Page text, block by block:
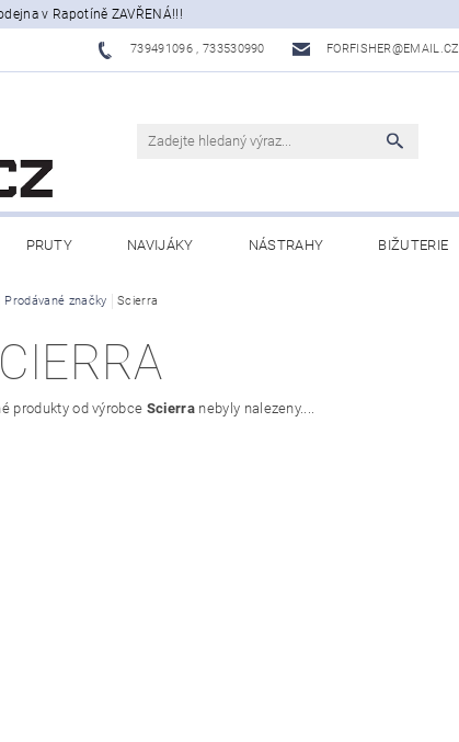
v Rapotíně ZAVŘENÁ!!!
739491096 , 733530990 FORFISHER@EMAIL.CZ
PRUTY NAVIJÁKY NÁSTRAHY BIŽUTERIE
BOATY, ECHOLOTY
BLOG
Prodávané značky Scierra
produkty od výrobce Scierranebyly nalezeny....